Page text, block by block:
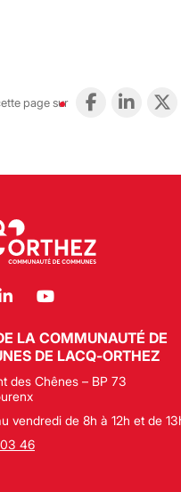
page sur
LA COMMUNAUTÉ DE
DE LACQ-ORTHEZ
des Chênes – BP 73
vendredi de 8h à 12h et de
46